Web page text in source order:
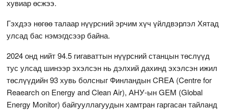
хувиар өсжээ.
Гэхдээ нөгөө талаар нүүрсний эрчим хүч үйлдвэрлэл Хятад
улсад бас нэмэгдсээр байна.
2024 онд нийт 94.5 гигаваттын нүүрсний станцын төслүүд
тус улсад шинээр эхэлсэн нь дэлхий дахинд эхэлсэн ижил
төслүүдийн 93 хувь болсныг Финландын CREA (Centre for
Reaearch on Energy and Clean Air), АНУ-ын GEM (Global
Energy Monitor) байгууллагуудын хамтран гаргасан тайланд